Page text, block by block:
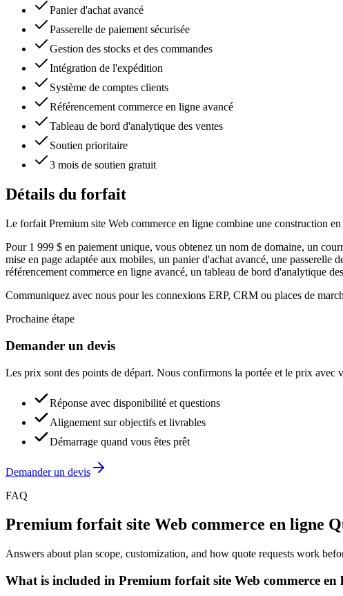
Panier d'achat avancé
Passerelle de paiement sécurisée
Gestion des stocks et des commandes
Intégration de l'expédition
Système de comptes clients
Référencement commerce en ligne avancé
Tableau de bord d'analytique des ventes
Soutien prioritaire
3 mois de soutien gratuit
Détails du forfait
Le forfait Premium site Web commerce en ligne combine une construction
Pour 1 999 $ en paiement unique, vous obtenez un nom de domaine, un
mise en page adaptée aux mobiles, un panier d'achat avancé, une
référencement commerce en ligne avancé, un tableau de bord d'analytique
Communiquez avec nous pour les connexions ERP, CRM ou places de
Prochaine étape
Demander un devis
Les prix sont des points de départ. Nous confirmons la portée et le prix avec
Réponse avec disponibilité et questions
Alignement sur objectifs et livrables
Démarrage quand vous êtes prêt
Demander un devis
FAQ
Premium forfait site Web commerce en ligne
Answers about plan scope, customization, and how quote requests work
What is included in Premium forfait site Web commerce en